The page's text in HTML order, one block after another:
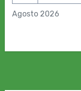
Agosto 2026